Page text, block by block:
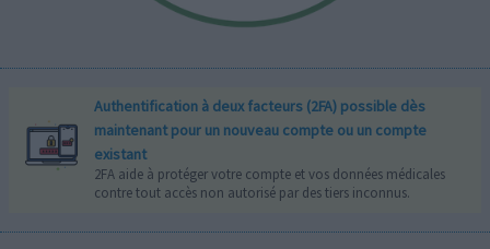
Authentification à deux facteurs (2FA) possible dès
maintenant pour un nouveau compte ou un compte
existant
2FA aide à protéger votre compte et vos données médicales
contre tout accès non autorisé par des tiers inconnus.